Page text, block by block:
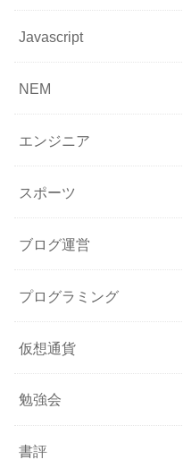
Javascript
NEM
エンジニア
スポーツ
ブログ運営
プログラミング
仮想通貨
勉強会
書評